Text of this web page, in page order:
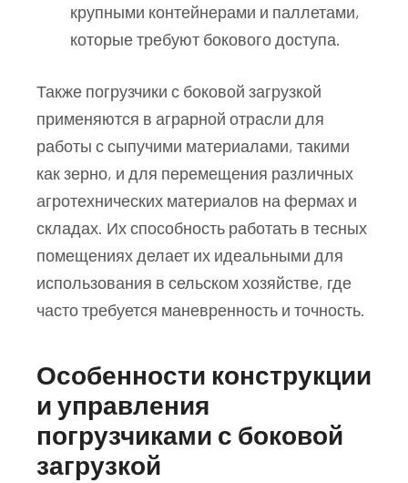
крупными контейнерами и паллетами,
которые требуют бокового доступа.
Также погрузчики с боковой загрузкой
применяются в аграрной отрасли для
работы с сыпучими материалами, такими
как зерно, и для перемещения различных
агротехнических материалов на фермах и
складах. Их способность работать в тесных
помещениях делает их идеальными для
использования в сельском хозяйстве, где
часто требуется маневренность и точность.
Особенности конструкции
и управления
погрузчиками с боковой
загрузкой